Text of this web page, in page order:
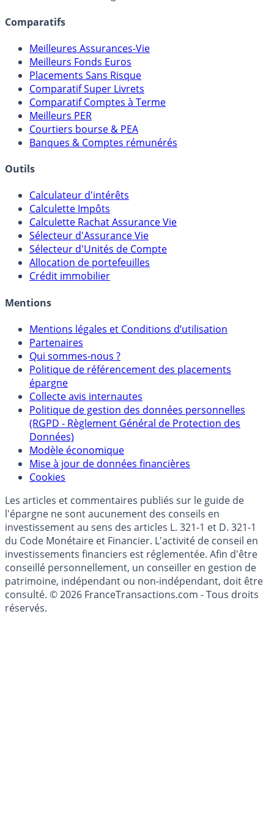
assureurs, sociétés de gestion, CGP, etc.
Comparatifs
Meilleures Assurances-Vie
Meilleurs Fonds Euros
Placements Sans Risque
Comparatif Super Livrets
Comparatif Comptes à Terme
Meilleurs PER
Banques & Comptes rémunérés
Outils
Calculateur d'intérêts
Calculette Impôts
Calculette Rachat Assurance Vie
Sélecteur d'Assurance Vie
Sélecteur d'Unités de Compte
Crédit immobilier
Mentions
Mentions légales et Conditions d’utilisation
Partenaires
Qui sommes-nous ?
Politique de référencement des placements
épargne
Collecte avis internautes
Politique de gestion des données personnelles
(RGPD - Règlement Général de Protection des
Données)
Modèle économique
Cookies
Les articles et commentaires publiés sur le guide de
l'épargne ne sont aucunement des conseils en
investissement au sens des articles L. 321-1 et D. 321-1
du Code Monétaire et Financier. L'activité de conseil en
investissements financiers est réglementée. Afin d'être
conseillé personnellement, un conseiller en gestion de
patrimoine, indépendant ou non-indépendant, doit être